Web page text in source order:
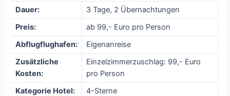
Dauer:
3 Tage, 2 Übernachtungen
Preis:
ab 99,- Euro pro Person
Abflugflughafen:
Eigenanreise
Zusätzliche
Kosten:
Einzelzimmerzuschlag: 99,- Euro
pro Person
Kategorie Hotel:
4-Sterne